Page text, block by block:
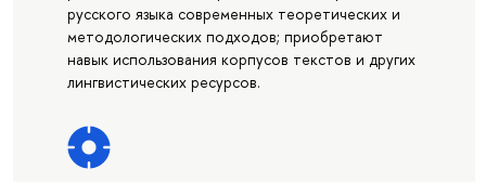
русского языка современных теоретических и
методологических подходов; приобретают
навык использования корпусов текстов и других
лингвистических ресурсов.